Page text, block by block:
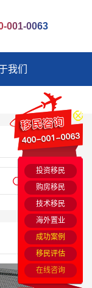
001-0063
我们
投资移民
购房移民
技术移民
海外置业
成功案例
移民评估
在线咨询